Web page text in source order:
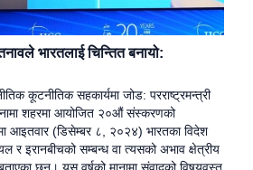
भारतलाई चिन्तित बनायो:
कूटनीतिक सहकार्यमा जोड: परराष्ट्रमन्त्री
शहरमा आयोजित २०औं संस्करणको
आइतवार (डिसेम्बर ८, २०२४) भारतका विदेश
र इरानबीचको सम्बन्ध वा त्यसको अभाव क्षेत्रीय
छन्। यस वर्षको मानामा संवादको विषयवस्तु